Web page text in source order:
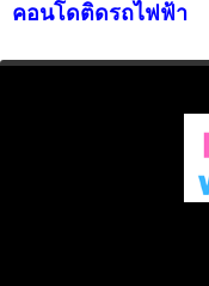
คอนโดติดรถไฟฟ้า